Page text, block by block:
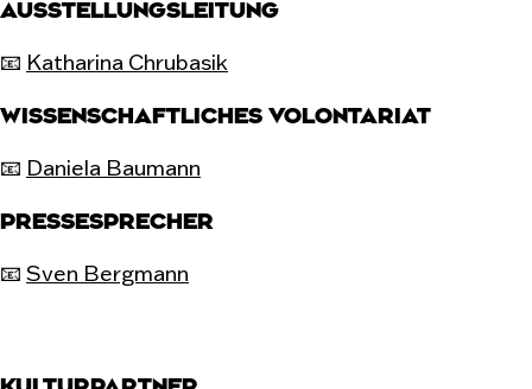
AUSSTELLUNGSLEITUNG
📧 Katharina Chrubasik
WISSENSCHAFTLICHES VOLONTARIAT
📧 Daniela Baumann
PRESSESPRECHER
📧 Sven Bergmann